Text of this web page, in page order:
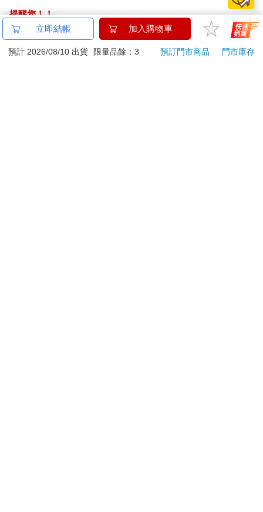
提醒您！！
金石堂及銀行均不會請您操作ATM! 如接獲電話要求您前往
ATM提款機，請不要聽從指示，以免受騙上當！
立即結帳 加入購物車
預計 2026/08/10 出貨 限量品餘：3 預訂門市商品 門市庫存